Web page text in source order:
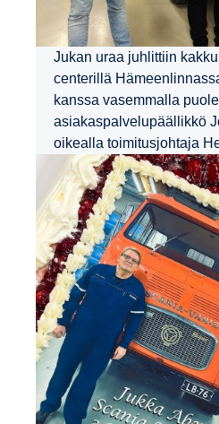
Jukan uraa juhlittiin
centerillä
kanssa vasemmalla
asiakaspalvelupäällikkö
oikealla toimitusjohtaja